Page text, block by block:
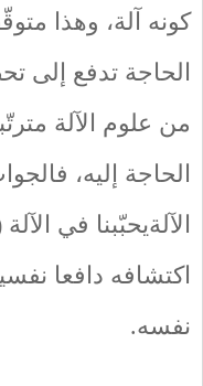
كونه آلة، وهذا
الحاجة تدفع إلى
من علوم الآلة
الحاجة إليه،
الآلةيحبّبنا في
اكتشافه دافعا
نفسه.